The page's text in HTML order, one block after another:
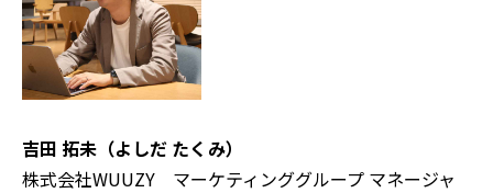
吉田 拓未（よしだ たくみ）
株式会社WUUZY マーケティンググループ マネージャ